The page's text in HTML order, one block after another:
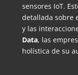
sensores IoT.
detallada sobre
y las
Data, las
holística de su